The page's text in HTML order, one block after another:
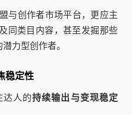
与创作者市场平台，更应主
同类目内容，甚至发掘那些
力型创作者。
稳定性
达人的持续输出与变现稳定